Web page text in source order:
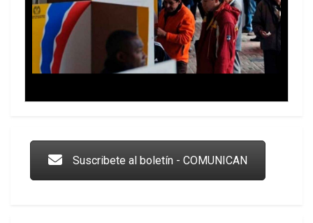
Suscribete al boletín - COMUNICAN